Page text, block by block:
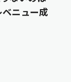
ベニュー成